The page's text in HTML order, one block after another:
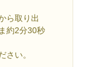
ら取り出
約2分30秒
さい。